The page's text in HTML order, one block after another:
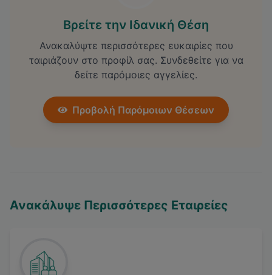
Βρείτε την Ιδανική Θέση
Ανακαλύψτε περισσότερες ευκαιρίες που
ταιριάζουν στο προφίλ σας. Συνδεθείτε για να
δείτε παρόμοιες αγγελίες.
Προβολή Παρόμοιων Θέσεων
Ανακάλυψε Περισσότερες Εταιρείες